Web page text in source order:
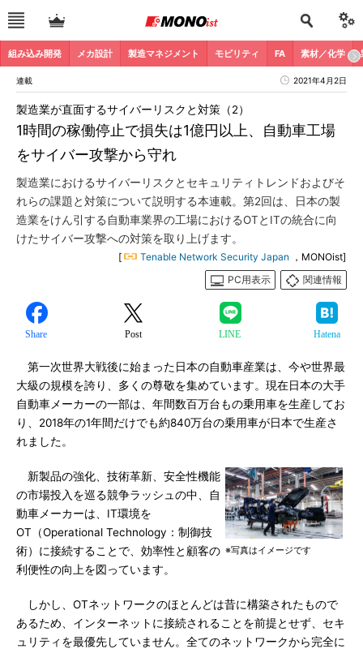
組み込み開発 メカ設計 製造マネジメント モビリティ FA 素材／化学
連載 2021年4月2日
1時間の稼働停止で損失は1億円以上、自動車工場
をサイバー攻撃から守れ
製造業が直面するサイバーリスクと対策（2）
製造業におけるサイバーリスクとセキュリティトレンドおよびそ
れらの課題と対策について説明する本連載。第2回は、日本の製
造業をけん引する自動車業界の工場におけるOTとITの統合に向
けたサイバー攻撃への対策を取り上げます。
[ Tenable Network Security Japan ，MONOist]
PC用表示
関連情報
Share Post LINE Hatena
第一次世界大戦後に始まった日本の自動車産業は、今や世界最
大級の規模を誇り、多くの尊敬を集めています。現在日本の大手
自動車メーカーの一部は、年間数百万台もの乗用車を生産してお
り、2018年の1年間だけでも約840万台の乗用車が日本で生産さ
れました。
※写真はイメージです
新製品の強化、技術革新、安全性機能
の市場投入を巡る競争ラッシュの中、自
動車メーカーは、IT環境を
OT（Operational Technology：制御技
術）に接続することで、効率性と顧客の
利便性の向上を図っています。
しかし、OTネットワークのほとんどは昔に構築されたもので
あるため、インターネットに接続されることを前提とせず、セキ
ュリティを最優先していません。全てのネットワークから完全に